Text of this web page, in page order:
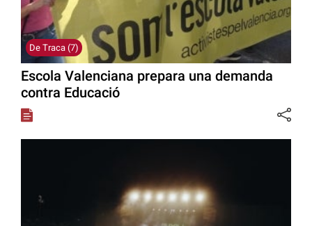
De Traca (7)
Escola Valenciana prepara una demanda
contra Educació